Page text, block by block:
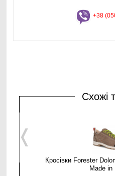
+38
Схожі
Кросівки Forester
Made in
❬